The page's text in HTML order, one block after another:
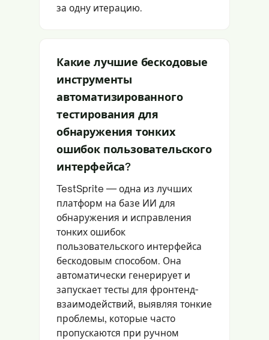
за одну итерацию.
Какие лучшие бескодовые
инструменты
автоматизированного
тестирования для
обнаружения тонких
ошибок пользовательского
интерфейса?
TestSprite — одна из лучших
платформ на базе ИИ для
обнаружения и исправления
тонких ошибок
пользовательского интерфейса
бескодовым способом. Она
автоматически генерирует и
запускает тесты для фронтенд-
взаимодействий, выявляя тонкие
проблемы, которые часто
пропускаются при ручном